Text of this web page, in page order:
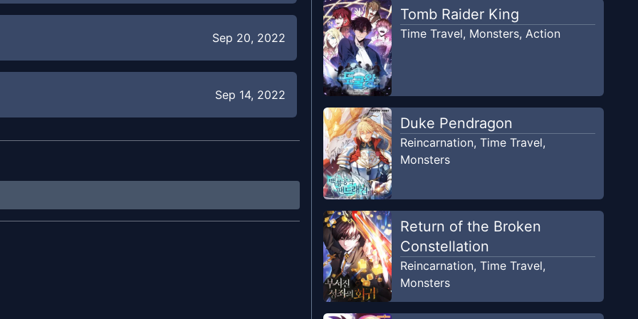
Sep 20, 2022
Sep 14, 2022
Sep 1, 2022
Tomb Raider King
Time Travel, Monsters, Action
Duke Pendragon
Reincarnation, Time Travel,
Monsters
Return of the Broken
Constellation
Reincarnation, Time Travel,
Monsters